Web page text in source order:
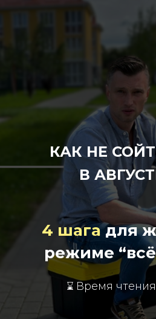
КАК НЕ
В
4 шагадля
режиме
⌛️ Время